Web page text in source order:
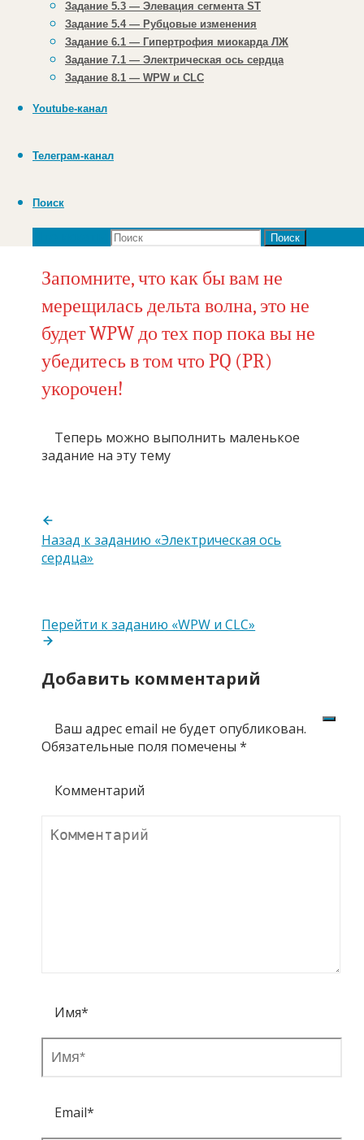
Задание 5.3 — Элевация сегмента ST
Задание 5.4 — Рубцовые изменения
Задание 6.1 — Гипертрофия миокарда ЛЖ
Задание 7.1 — Электрическая ось сердца
Задание 8.1 — WPW и CLC
Youtube-канал
Телеграм-канал
Поиск
Поиск
Это типичная ЭКГ с феноменом WPW,
обратите внимание на укорочение PQ до
0,08-0,09 с. Комплексы QRS абсолютно
нет изменений зубца Т. II, III, aVF, V3-V6
имеет нормальную продолжительность,
там не видна.
Запомните, что как бы вам не
мерещилась дельта волна, это не
будет WPW до тех пор пока вы не
убедитесь в том что PQ (PR)
укорочен!
Теперь можно выполнить маленькое
задание на эту тему
Назад к заданию «Электрическая ось
сердца»
Перейти к заданию «WPW и CLC»
Добавить комментарий
Ваш адрес email не будет опубликован.
Обязательные поля помечены*
Комментарий
Имя*
Email*